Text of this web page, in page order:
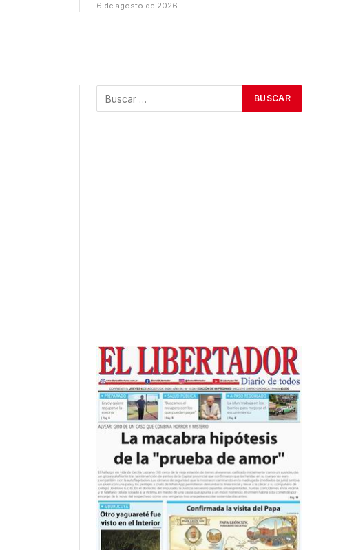
6 de agosto de 2026